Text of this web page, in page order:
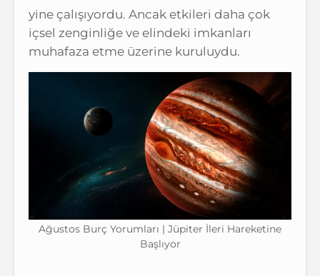
yine çalışıyordu. Ancak etkileri daha çok
içsel zenginliğe ve elindeki imkanları
muhafaza etme üzerine kuruluydu.
Ağustos Burç Yorumları | Jüpiter İleri Hareketine
Başlıyor